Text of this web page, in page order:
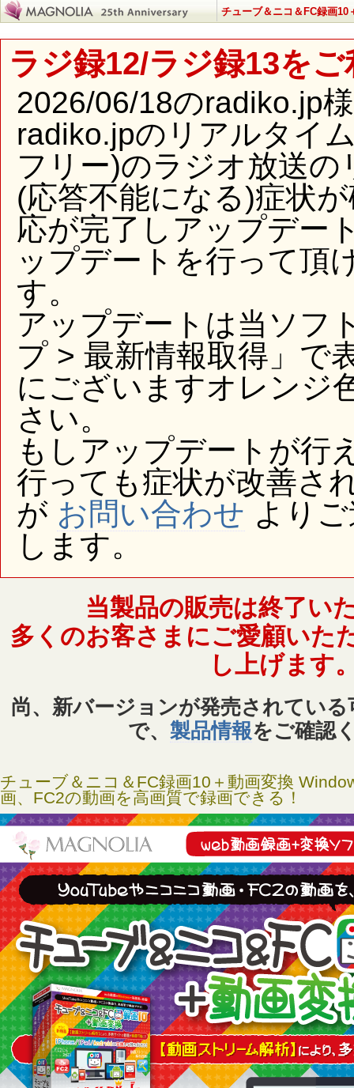
チューブ＆ニコ＆FC録画
ラジ録12/ラジ録13を
2026/06/18のradiko.jp
radiko.jpのリアルタイ
フリー)のラジオ放送
(応答不能になる)症状
応が完了しアップデー
ップデートを行って頂
す。
アップデートは当ソフ
プ > 最新情報取得」で
にございますオレンジ
さい。
もしアップデートが行
行っても症状が改善さ
が お問い合わせ より
します。
当製品の販売は終了い
多くのお客さまにご愛顧いた
し上げます
尚、新バージョンが発売されてい
で、 製品情報をご確認
チューブ＆ニコ＆FC録画10＋動画変換
画、FC2の動画を高画質で録画できる！